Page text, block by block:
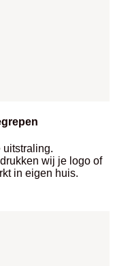
wij je logo of
in eigen huis.